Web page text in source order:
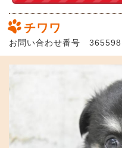
チワワ
お問い合わせ番号 365598